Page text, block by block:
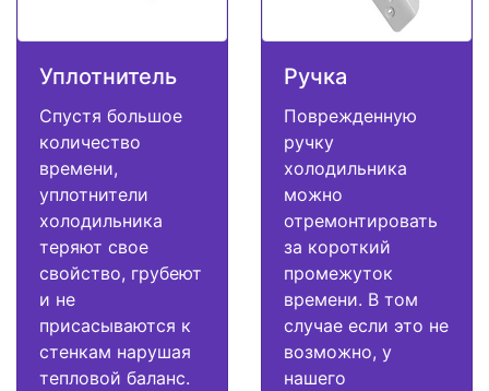
Уплотнитель
Спустя большое
количество
времени,
уплотнители
холодильника
теряют свое
свойство, грубеют
и не
присасываются к
стенкам нарушая
тепловой баланс.
Ручка
Поврежденную
ручку
холодильника
можно
отремонтировать
за короткий
промежуток
времени. В том
случае если это не
возможно, у
нашего